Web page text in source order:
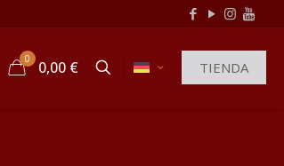
0 0,00 € TIENDA